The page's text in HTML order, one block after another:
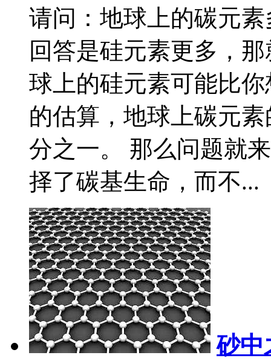
请问：地球上的碳元
回答是硅元素更多，
球上的硅元素可能比
的估算，地球上碳元
分之一。 那么问题就
择了碳基生命，而不...
砂